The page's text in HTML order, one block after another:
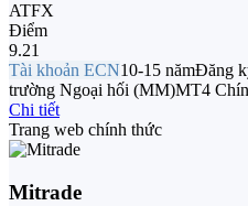
ATFX
Điểm
9.21
Tài khoản ECN10-15 nămĐăng
trường Ngoại hối (MM)MT4
Chi tiết
Trang web chính thức
Mitrade